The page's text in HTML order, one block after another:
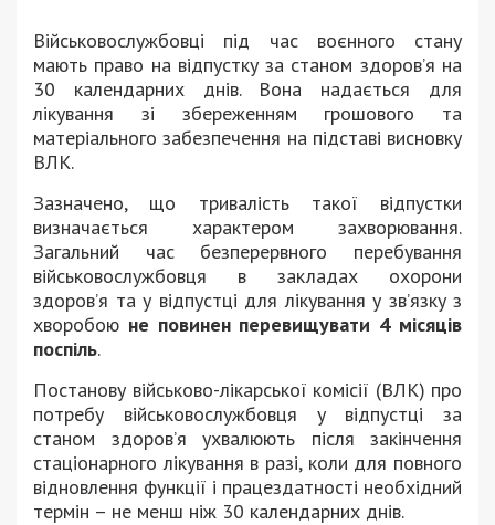
Військовослужбовці під час воєнного стану
мають право на відпустку за станом здоров’я на
30 календарних днів. Вона надається для
лікування зі збереженням грошового та
матеріального забезпечення на підставі висновку
ВЛК.
Зазначено, що тривалість такої відпустки
визначається характером захворювання.
Загальний час безперервного перебування
військовослужбовця в закладах охорони
здоров’я та у відпустці для лікування у зв’язку з
хворобою не повинен перевищувати 4 місяців
поспіль.
Постанову військово-лікарської комісії (ВЛК) про
потребу військовослужбовця у відпустці за
станом здоров’я ухвалюють після закінчення
стаціонарного лікування в разі, коли для повного
відновлення функції і працездатності необхідний
термін – не менш ніж 30 календарних днів.